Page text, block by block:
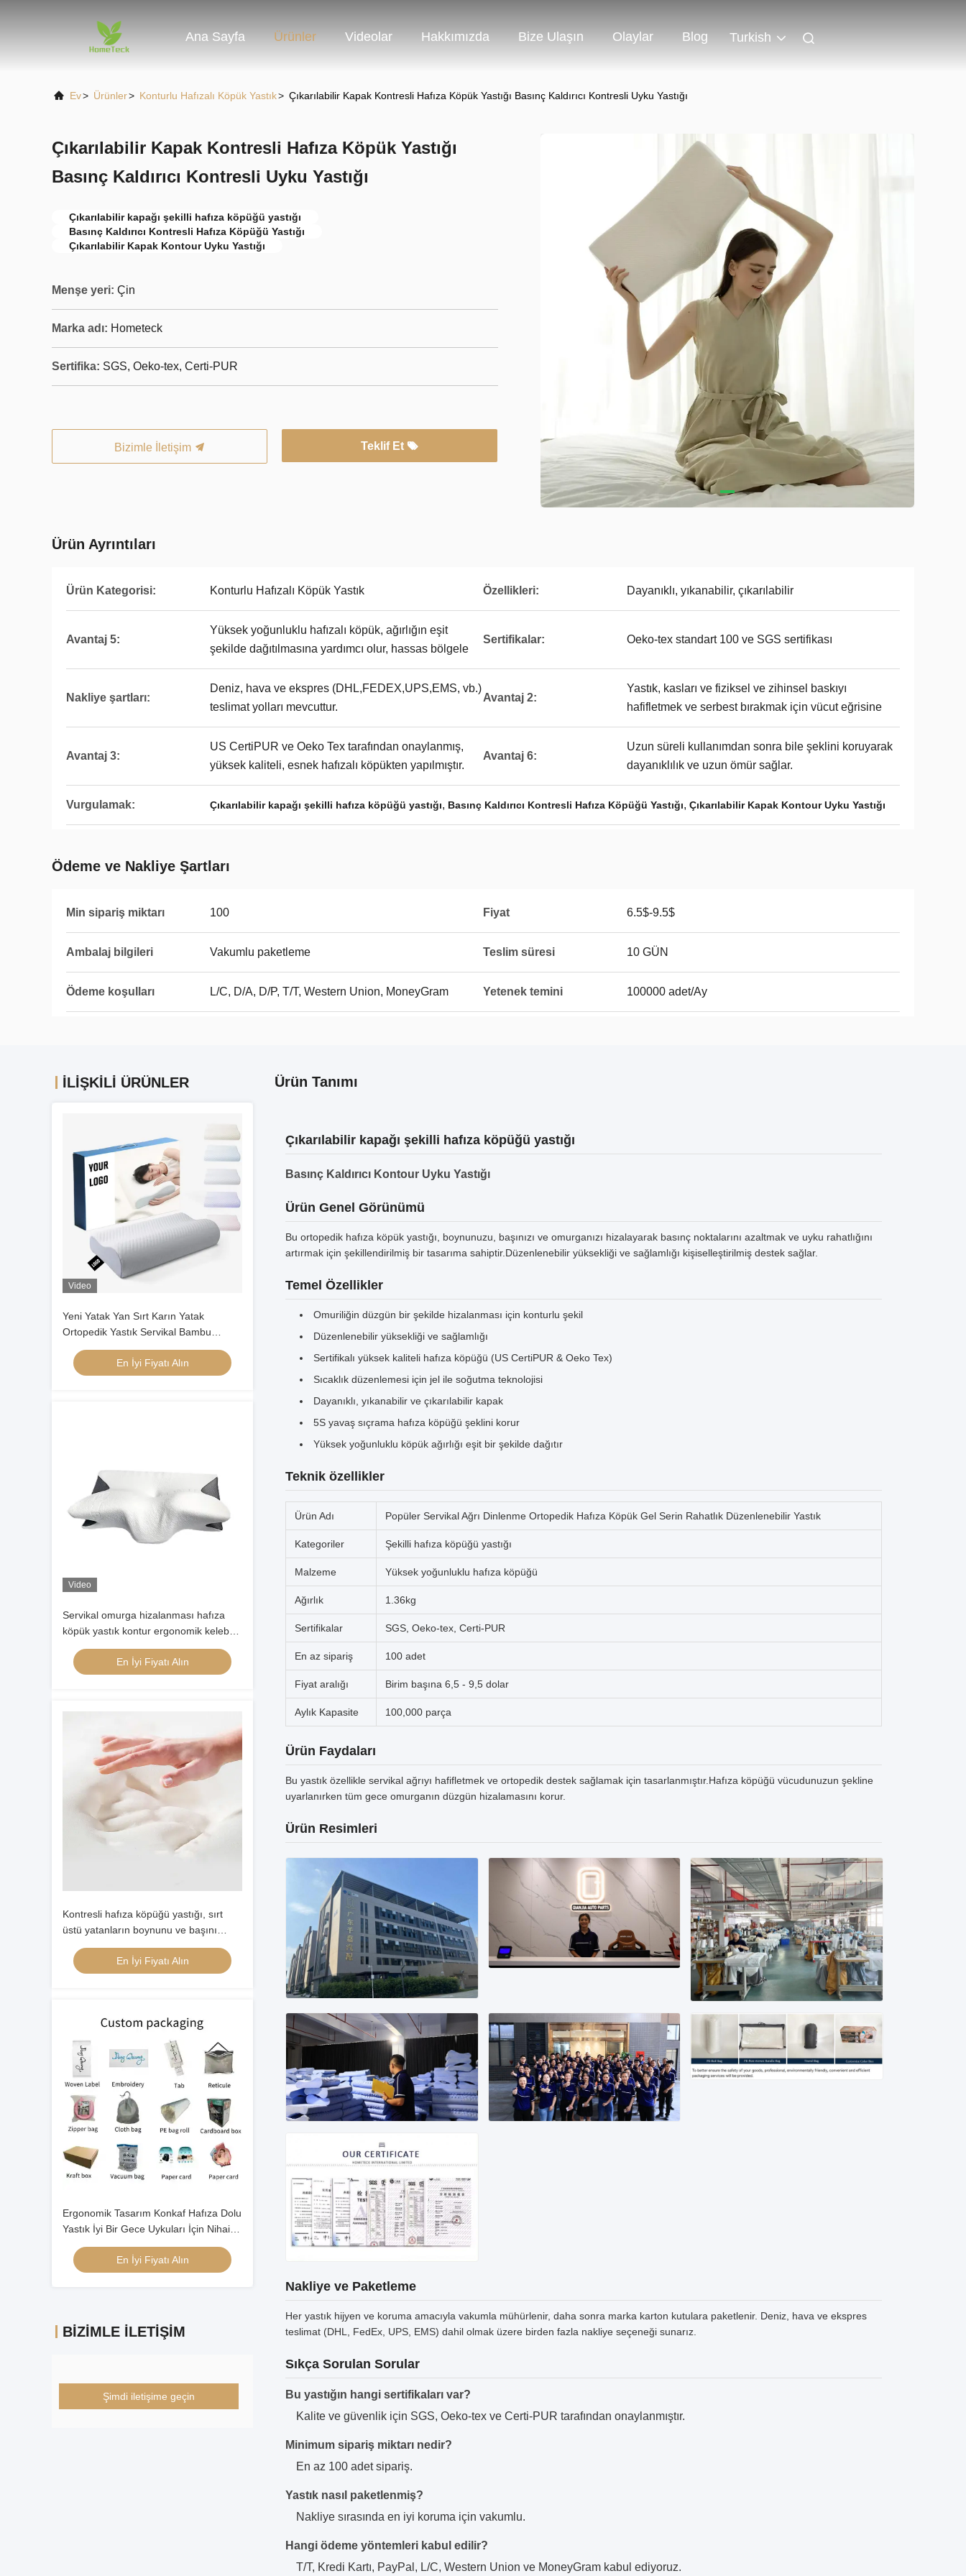
Ana Sayfa Ürünler Videolar Hakkımızda Bize Ulaşın Olaylar Blog Turkish
Ev> Ürünler> Konturlu Hafızalı Köpük Yastık> Çıkarılabilir Kapak Kontresli Hafıza Köpük Yastığı Basınç Kaldırıcı Kontresli Uyku Yastığı
Çıkarılabilir Kapak Kontresli Hafıza Köpük Yastığı
Basınç Kaldırıcı Kontresli Uyku Yastığı
Çıkarılabilir kapağı şekilli hafıza köpüğü yastığı
Basınç Kaldırıcı Kontresli Hafıza Köpüğü Yastığı
Çıkarılabilir Kapak Kontour Uyku Yastığı
Menşe yeri: Çin
Marka adı: Hometeck
Sertifika: SGS, Oeko-tex, Certi-PUR
Bizimle İletişim Teklif Et
Ürün Ayrıntıları
Ürün Kategorisi: Konturlu Hafızalı Köpük Yastık Özellikleri: Dayanıklı, yıkanabilir, çıkarılabilir
Avantaj 5:
Yüksek yoğunluklu hafızalı köpük, ağırlığın eşit
şekilde dağıtılmasına yardımcı olur, hassas bölgele
Sertifikalar: Oeko-tex standart 100 ve SGS sertifikası
Nakliye şartları:
Deniz, hava ve ekspres (DHL,FEDEX,UPS,EMS, vb.)
teslimat yolları mevcuttur.
Avantaj 2:
Yastık, kasları ve fiziksel ve zihinsel baskıyı
hafifletmek ve serbest bırakmak için vücut eğrisine
Avantaj 3:
US CertiPUR ve Oeko Tex tarafından onaylanmış,
yüksek kaliteli, esnek hafızalı köpükten yapılmıştır.
Avantaj 6:
Uzun süreli kullanımdan sonra bile şeklini koruyarak
dayanıklılık ve uzun ömür sağlar.
Vurgulamak: Çıkarılabilir kapağı şekilli hafıza köpüğü yastığı, Basınç Kaldırıcı Kontresli Hafıza Köpüğü Yastığı, Çıkarılabilir Kapak Kontour Uyku Yastığı
Ödeme ve Nakliye Şartları
Min sipariş miktarı 100 Fiyat 6.5$-9.5$
Ambalaj bilgileri Vakumlu paketleme Teslim süresi 10 GÜN
Ödeme koşulları L/C, D/A, D/P, T/T, Western Union, MoneyGram Yetenek temini 100000 adet/Ay
İLIŞKILI ÜRÜNLER
Video
Yeni Yatak Yan Sırt Karın Yatak
Ortopedik Yastık Servikal Bambu
Kontür Ergonomik Hafıza Köpük Yastık
Ortopedik BaşEn İyi Fiyatı Alın
Video
Servikal omurga hizalanması hafıza
köpük yastık kontur ergonomik kelebek
şeklinde
En İyi Fiyatı Alın
Kontresli hafıza köpüğü yastığı, sırt
üstü yatanların boynunu ve başını
düzeltmek için en iyi seçimdir.
En İyi Fiyatı Alın
Ergonomik Tasarım Konkaf Hafıza Dolu
Yastık İyi Bir Gece Uykuları İçin Nihai
Çözüm
En İyi Fiyatı Alın
BIZIMLE İLETIŞIM
Şimdi iletişime geçin
Ürün Tanımı
Çıkarılabilir kapağı şekilli hafıza köpüğü yastığı
Basınç Kaldırıcı Kontour Uyku Yastığı
Ürün Genel Görünümü
Bu ortopedik hafıza köpük yastığı, boynunuzu, başınızı ve omurganızı hizalayarak basınç noktalarını azaltmak ve uyku rahatlığını
artırmak için şekillendirilmiş bir tasarıma sahiptir.Düzenlenebilir yüksekliği ve sağlamlığı kişiselleştirilmiş destek sağlar.
Temel Özellikler
Omuriliğin düzgün bir şekilde hizalanması için konturlu şekil
Düzenlenebilir yüksekliği ve sağlamlığı
Sertifikalı yüksek kaliteli hafıza köpüğü (US CertiPUR & Oeko Tex)
Sıcaklık düzenlemesi için jel ile soğutma teknolojisi
Dayanıklı, yıkanabilir ve çıkarılabilir kapak
5S yavaş sıçrama hafıza köpüğü şeklini korur
Yüksek yoğunluklu köpük ağırlığı eşit bir şekilde dağıtır
Teknik özellikler
Ürün Adı Popüler Servikal Ağrı Dinlenme Ortopedik Hafıza Köpük Gel Serin Rahatlık Düzenlenebilir Yastık
Kategoriler Şekilli hafıza köpüğü yastığı
Malzeme Yüksek yoğunluklu hafıza köpüğü
Ağırlık 1.36kg
Sertifikalar SGS, Oeko-tex, Certi-PUR
En az sipariş 100 adet
Fiyat aralığı Birim başına 6,5 - 9,5 dolar
Aylık Kapasite 100,000 parça
Ürün Faydaları
Bu yastık özellikle servikal ağrıyı hafifletmek ve ortopedik destek sağlamak için tasarlanmıştır.Hafıza köpüğü vücudunuzun şekline
uyarlanırken tüm gece omurganın düzgün hizalamasını korur.
Ürün Resimleri
Nakliye ve Paketleme
Her yastık hijyen ve koruma amacıyla vakumla mühürlenir, daha sonra marka karton kutulara paketlenir. Deniz, hava ve ekspres
teslimat (DHL, FedEx, UPS, EMS) dahil olmak üzere birden fazla nakliye seçeneği sunarız.
Sıkça Sorulan Sorular
Bu yastığın hangi sertifikaları var?
Kalite ve güvenlik için SGS, Oeko-tex ve Certi-PUR tarafından onaylanmıştır.
Minimum sipariş miktarı nedir?
En az 100 adet sipariş.
Yastık nasıl paketlenmiş?
Nakliye sırasında en iyi koruma için vakumlu.
Hangi ödeme yöntemleri kabul edilir?
T/T, Kredi Kartı, PayPal, L/C, Western Union ve MoneyGram kabul ediyoruz.